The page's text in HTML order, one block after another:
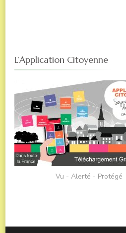
L’Application Citoyenne
Vu - Alerté - Protégé